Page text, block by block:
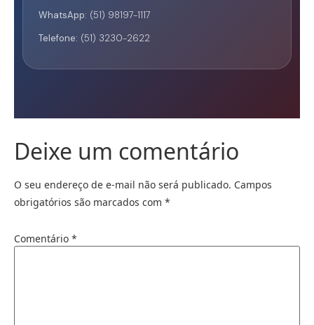
WhatsApp: (51) 98197-1117
Telefone: (51) 3230-2622
Deixe um comentário
O seu endereço de e-mail não será publicado. Campos
obrigatórios são marcados com *
Comentário *